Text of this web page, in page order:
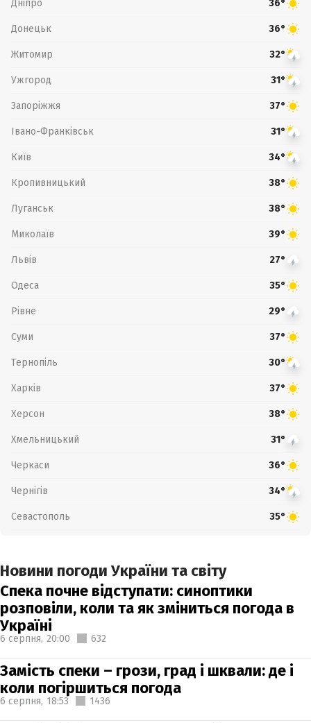
Дніпро 36°
Донецьк 36°
Житомир 32°
Ужгород 31°
Запоріжжя 37°
Івано-Франківськ 31°
Київ 34°
Кропивницький 38°
Луганськ 38°
Миколаїв 39°
Львів 27°
Одеса 35°
Рівне 29°
Суми 37°
Тернопіль 30°
Харків 37°
Херсон 38°
Хмельницький 31°
Черкаси 36°
Чернігів 34°
Севастополь 35°
Новини погоди України та світу
Спека почне відступати: синоптики
розповіли, коли та як зміниться погода в
Україні
6 серпня, 20:00 632
Замість спеки – грози, град і шквали: де і
коли погіршиться погода
6 серпня, 18:53 1436